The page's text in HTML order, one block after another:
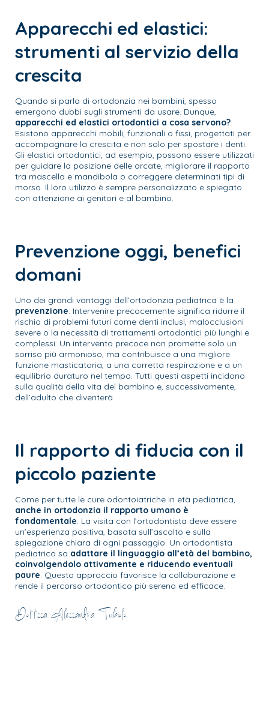
Apparecchi ed elastici:
strumenti al servizio della
crescita
Quando si parla di ortodonzia nei bambini, spesso
emergono dubbi sugli strumenti da usare. Dunque,
apparecchi ed elastici ortodontici a cosa servono?
Esistono apparecchi mobili, funzionali o fissi, progettati per
accompagnare la crescita e non solo per spostare i denti.
Gli elastici ortodontici, ad esempio, possono essere utilizzati
per guidare la posizione delle arcate, migliorare il rapporto
tra mascella e mandibola o correggere determinati tipi di
morso. Il loro utilizzo è sempre personalizzato e spiegato
con attenzione ai genitori e al bambino.
Prevenzione oggi, benefici
domani
Uno dei grandi vantaggi dell’ortodonzia pediatrica è la
prevenzione. Intervenire precocemente significa ridurre il
rischio di problemi futuri come denti inclusi, malocclusioni
severe o la necessità di trattamenti ortodontici più lunghi e
complessi. Un intervento precoce non promette solo un
sorriso più armonioso, ma contribuisce a una migliore
funzione masticatoria, a una corretta respirazione e a un
equilibrio duraturo nel tempo. Tutti questi aspetti incidono
sulla qualità della vita del bambino e, successivamente,
dell’adulto che diventerà.
Il rapporto di fiducia con il
piccolo paziente
Come per tutte le cure odontoiatriche in età pediatrica,
anche in ortodonzia il rapporto umano è
fondamentale. La visita con l’ortodontista deve essere
un’esperienza positiva, basata sull’ascolto e sulla
spiegazione chiara di ogni passaggio. Un ortodontista
pediatrico sa adattare il linguaggio all’età del bambino,
coinvolgendolo attivamente e riducendo eventuali
paure. Questo approccio favorisce la collaborazione e
rende il percorso ortodontico più sereno ed efficace.
Dott.ssa Alessandra Tubiolo